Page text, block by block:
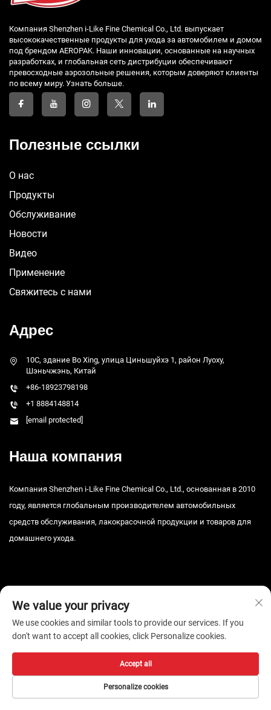
Компания Shenzhen i-Like Fine Chemical Co., Ltd. выпускает
высококачественные продукты для ухода за автомобилем и домом
под брендом AEROPAK. Наши инновации, основанные на научных
разработках, и глобальная сеть дистрибуции обеспечивают
превосходные аэрозольные решения, которым доверяют клиенты
по всему миру. Узнать больше.
Полезные ссылки
О нас
Продукты
Обслуживание
Новости
Видео
Применение
Свяжитесь с нами
Адрес
10C, здание Bo Xing, улица Циньшуйхэ 1, район Луоху,
Шэньчжэнь, Китай
+86-18923798198
+1 8884148814
[email protected]
Наша компания
Компания Shenzhen i-Like Fine Chemical Co., Ltd., основанная в 2010
году, является глобальным производителем автомобильных
средств обслуживания, лакокрасочной продукции и товаров для
домашнего ухода.
Авторские права © 2026, Шэньчжэньская тонкая химическая
компания i-Like, ООО. Все права защищены. - Политика
We value your privacy
We use cookies and similar tools to provide our services. If you
don't want to accept all cookies, click Personalize cookies.
Personalize cookies
Accept all